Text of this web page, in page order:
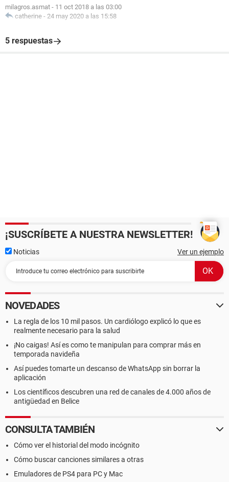
milagros.asmat - 11 oct 2018 a las 03:00
catherine - 24 may 2020 a las 15:58
5 respuestas
¡SUSCRÍBETE A NUESTRA NEWSLETTER!
Noticias Ver un ejemplo
NOVEDADES
La regla de los 10 mil pasos. Un cardiólogo explicó lo que es
realmente necesario para la salud
¡No caigas! Así es como te manipulan para comprar más en
temporada navideña
Así puedes tomarte un descanso de WhatsApp sin borrar la
aplicación
Los científicos descubren una red de canales de 4.000 años de
antigüedad en Belice
CONSULTA TAMBIÉN
Cómo ver el historial del modo incógnito
Cómo buscar canciones similares a otras
Emuladores de PS4 para PC y Mac